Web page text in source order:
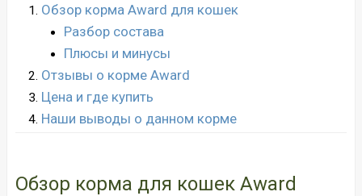
Обзор корма Award для кошек
Разбор состава
Плюсы и минусы
Отзывы о корме Award
Цена и где купить
Наши выводы о данном корме
Обзор корма для кошек Award